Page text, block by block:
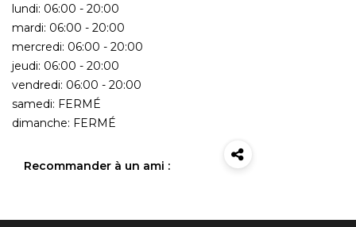
lundi: 06:00 - 20:00
mardi: 06:00 - 20:00
mercredi: 06:00 - 20:00
jeudi: 06:00 - 20:00
vendredi: 06:00 - 20:00
samedi: FERMÉ
dimanche: FERMÉ
Recommander à un ami :